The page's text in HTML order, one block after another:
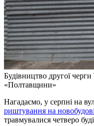
Будівництво другої
«Полтавщини»
Нагадаємо, у серпні на
риштування на
травмувалися четверо